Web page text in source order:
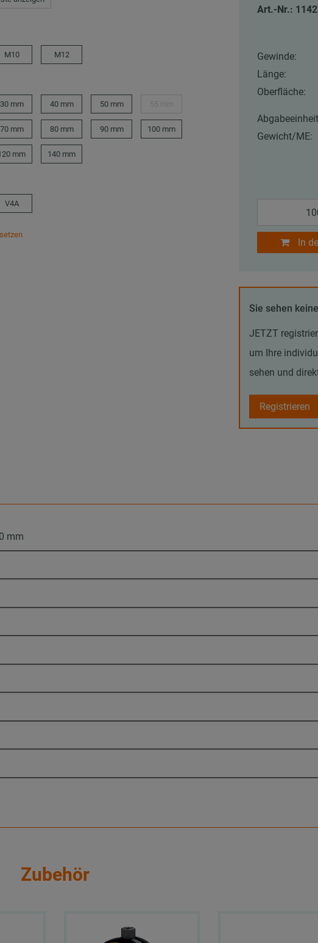
M10 M12
30 mm 40 mm 50 mm
70 mm 80 mm 90 mm 100 mm
mm 140 mm
V4A
Art.-Nr.:
Gewinde:
Länge:
Oberfläche:
Gewicht/ME:
In
Sie sehen
JETZT
um Ihre
sehen und
Registrieren
mm
Zubehör